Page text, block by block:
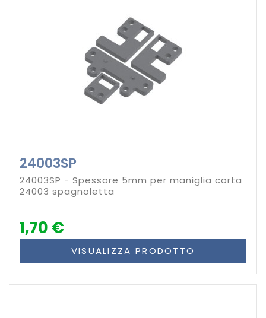
24003SP
24003SP - Spessore 5mm per maniglia corta
24003 spagnoletta
1,70 €
VISUALIZZA PRODOTTO